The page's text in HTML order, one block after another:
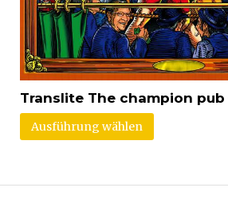
Translite The champion pub
Ausführung wählen